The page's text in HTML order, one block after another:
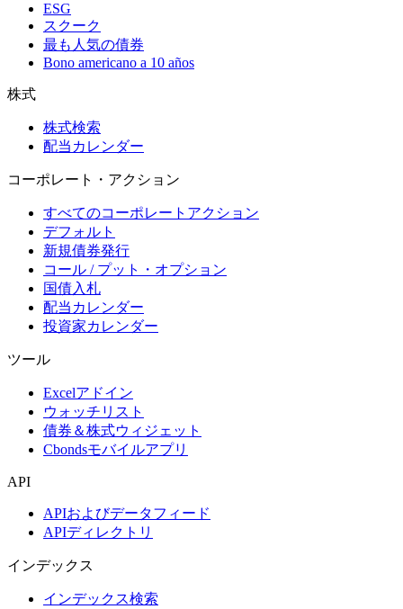
ESG
スクーク
最も人気の債券
Bono americano a 10 años
株式
株式検索
配当カレンダー
コーポレート・アクション
すべてのコーポレートアクション
デフォルト
新規債券発行
コール / プット・オプション
国債入札
配当カレンダー
投資家カレンダー
ツール
Excelアドイン
ウォッチリスト
債券＆株式ウィジェット
Cbondsモバイルアプリ
API
APIおよびデータフィード
APIディレクトリ
インデックス
インデックス検索